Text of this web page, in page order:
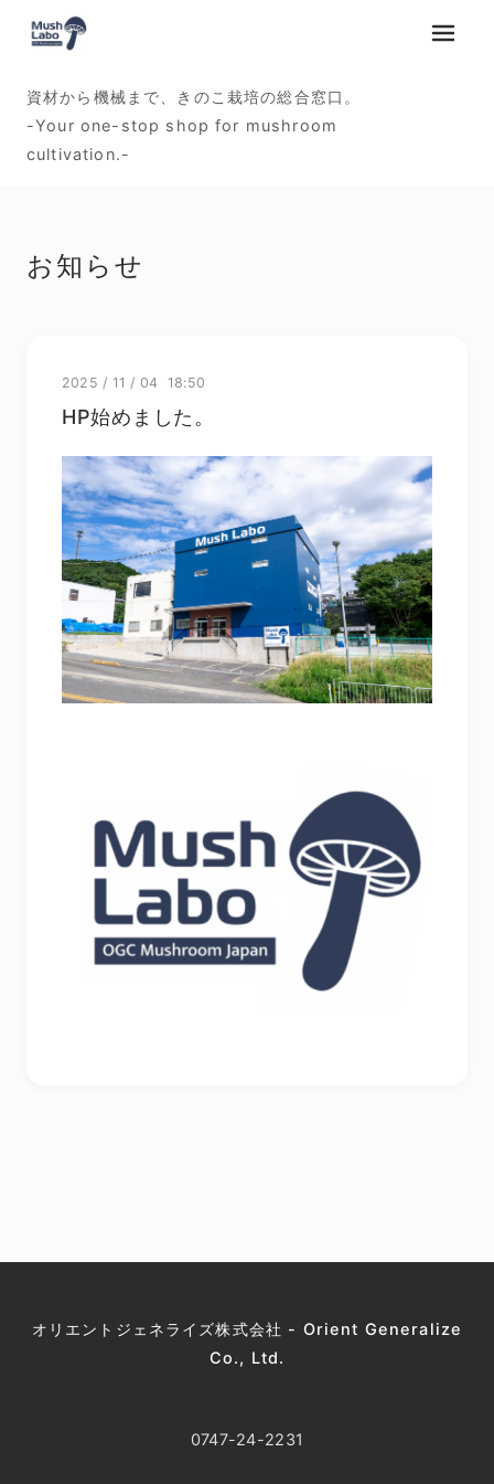
資材から機械まで、きのこ栽培の総合窓口。
-Your one-stop shop for mushroom
cultivation.-
メニュ
お知らせ
2025 / 11 / 04 18:50
HP始めました。
オリエントジェネライズ株式会社 - Orient Generalize
Co., Ltd.
0747-24-2231